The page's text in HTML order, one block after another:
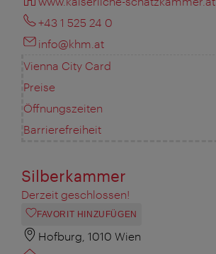
+43 1 525 24 0
info@khm.at
Vienna City Card
Preise
Öffnungszeiten
Barrierefreiheit
Silberkammer
Derzeit geschlossen!
FAVORIT HINZUFÜGEN
Hofburg, 1010 Wien